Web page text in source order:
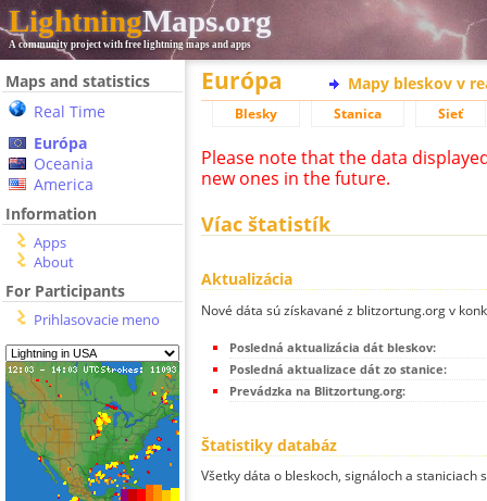
LightningMaps.org
A community project with free lightning maps and apps
Maps and statistics
Real Time
Európa
Oceania
America
Information
Apps
About
For Participants
Prihlasovacie meno
Európa Mapy bleskov v
Blesky Stanica Sieť
Please note that the data
new ones in the future.
Víac štatistík
Aktualizácia
Nové dáta sú získavané z blitzortung.org v
Posledná aktualizácia dát bleskov:
Posledná aktualizace dát zo stanice:
Prevádzka na Blitzortung.org:
Štatistiky databáz
Všetky dáta o bleskoch, signáloch a